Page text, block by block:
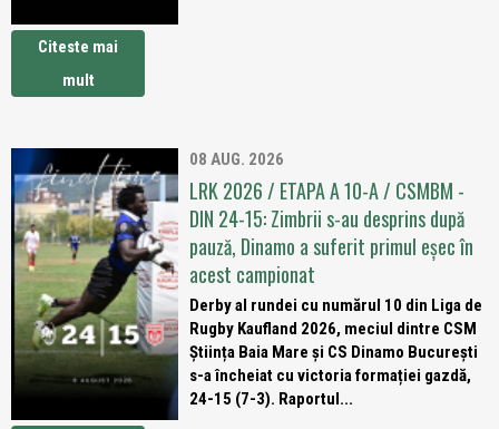
Citeste mai
mult
08 AUG. 2026
LRK 2026 / ETAPA A 10-A / CSMBM -
DIN 24-15: Zimbrii s-au desprins după
pauză, Dinamo a suferit primul eșec în
acest campionat
Derby al rundei cu numărul 10 din Liga de
Rugby Kaufland 2026, meciul dintre CSM
Știința Baia Mare și CS Dinamo București
s-a încheiat cu victoria formației gazdă,
24-15 (7-3). Raportul...